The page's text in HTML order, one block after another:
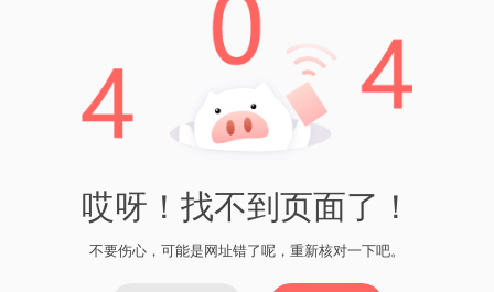
哎呀！找不到页面了！
不要伤心，可能是网址错了呢，重新核对一下吧。